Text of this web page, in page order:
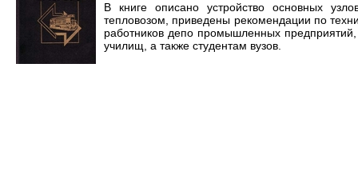
В книге описано устройство основных
тепловозом, приведены рекомендации по
работников депо промышленных
училищ, а также студентам вузов.